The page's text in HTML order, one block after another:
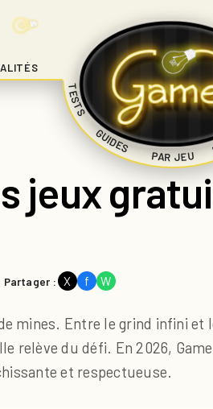
TESTS
GUIDES
PAR JEU
|
| |
jeux
Partager : X f W
mines. Entre le grind infini
relève du défi. En 2026,
et respectueuse.